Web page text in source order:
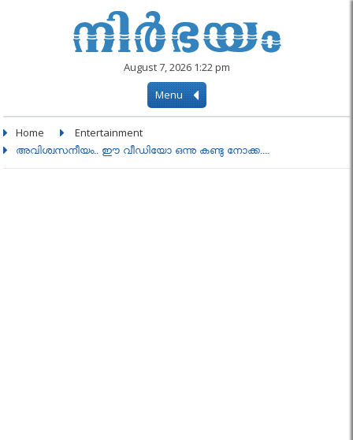
August 7, 2026 1:22 pm
Menu
Home Entertainment
അവിശ്വസനീയം.. ഈ വീഡിയോ ഒന്നു കണ്ടു നോക്ക....